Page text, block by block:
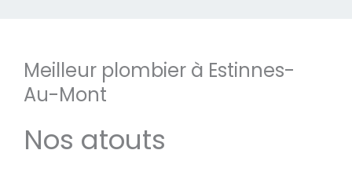
Meilleur plombier à Estinnes-
Au-Mont
Nos atouts